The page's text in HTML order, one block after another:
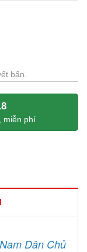
bẩn.
miễn phí
Dân Chủ